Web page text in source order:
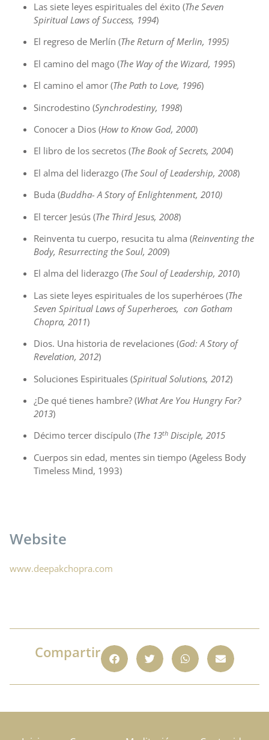
Las siete leyes espirituales del éxito (The Seven
Spiritual Laws of Success, 1994)
El regreso de Merlín (The Return of Merlin, 1995)
El camino del mago (The Way of the Wizard, 1995)
El camino el amor (The Path to Love, 1996)
Sincrodestino (Synchrodestiny, 1998)
Conocer a Dios (How to Know God, 2000)
El libro de los secretos (The Book of Secrets, 2004)
El alma del liderazgo (The Soul of Leadership, 2008)
Buda (Buddha- A Story of Enlightenment, 2010)
El tercer Jesús (The Third Jesus, 2008)
Reinventa tu cuerpo, resucita tu alma (Reinventing the
Body, Resurrecting the Soul, 2009)
El alma del liderazgo (The Soul of Leadership, 2010)
Las siete leyes espirituales de los superhéroes (The
Seven Spiritual Laws of Superheroes, con Gotham
Chopra, 2011)
Dios. Una historia de revelaciones (God: A Story of
Revelation, 2012)
Soluciones Espirituales (Spiritual Solutions, 2012)
¿De qué tienes hambre? (What Are You Hungry For?
2013)
Décimo tercer discípulo (The 13th Disciple, 2015
Cuerpos sin edad, mentes sin tiempo (Ageless Body
Timeless Mind, 1993)
Website
www.deepakchopra.com
Compartir